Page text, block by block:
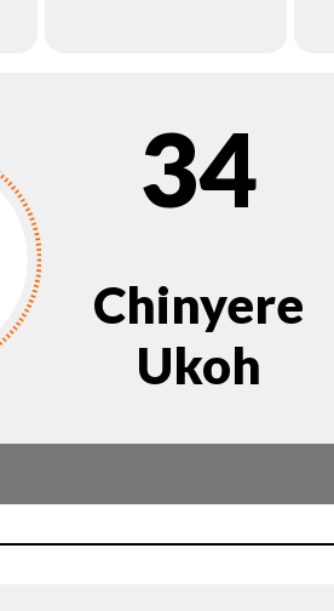
34
Chinyere
Ukoh